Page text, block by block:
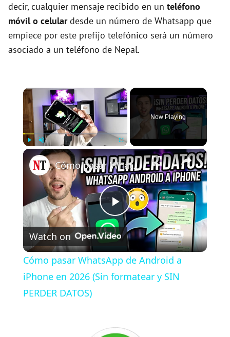
decir, cualquier mensaje recibido en un teléfono
móvil o celulardesde un número de Whatsapp que
empiece por este prefijo telefónico será un número
asociado a un teléfono de Nepal.
×
Unmute Fullscreen
Now Playing
×
P
l
a
Cómo pasar WhatsApp de Android a iPhone en 2026 (Sin formatear y SIN PERDER DATOS)
Watch on
Cómo pasar WhatsApp de Android a
iPhone en 2026 (Sin formatear y SIN
PERDER DATOS)